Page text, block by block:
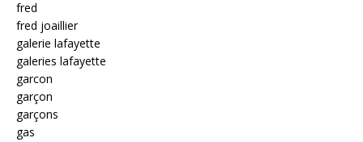
fred
fred joaillier
galerie lafayette
galeries lafayette
garcon
garçon
garçons
gas